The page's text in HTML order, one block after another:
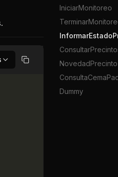
Copiar
IniciarMonitoreo
NovedadPrecinto
Dummy